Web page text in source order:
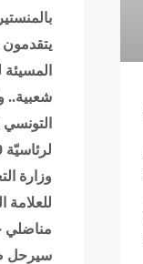
بالمنستير
يتقدمون
شعبية..
التونسي 2009 قراءة في مواقف المعارضة وخيارات السلطة
لرئاسيّة 2009
وزارة
للعلامة
مناضلي
سيرحل